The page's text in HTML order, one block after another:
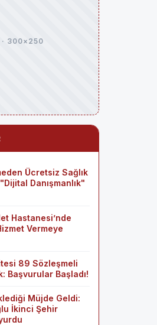
· 300×250
Ücretsiz Sağlık
Danışmanlık"
Hastanesi’nde
Vermeye
89 Sözleşmeli
Başvurular Başladı!
Müjde Geldi:
İkinci Şehir